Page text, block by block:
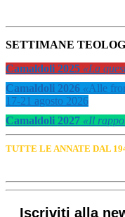
SETTIMANE
Camaldoli 2025 «La
Camaldoli 2026 «Alle
17-21 agosto 2026
Camaldoli 2027 «Il
TUTTE LE ANNATE DAL
Iscriviti alla